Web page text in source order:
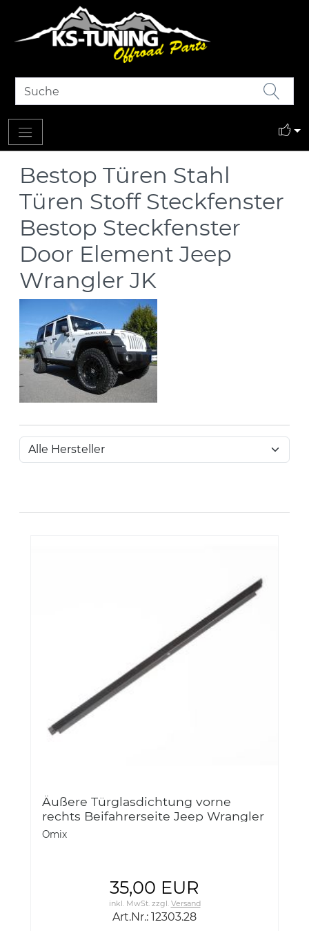
Bestop Türen Stahl
Türen Stoff Steckfenster
Bestop Steckfenster
Door Element Jeep
Wrangler JK
Äußere Türglasdichtung vorne
rechts Beifahrerseite Jeep Wrangler
JK 07-18 Omix-ADA 12303.28 Outer
Omix
35,00 EUR
inkl. MwSt.zzgl. Versand
Art.Nr.: 12303.28